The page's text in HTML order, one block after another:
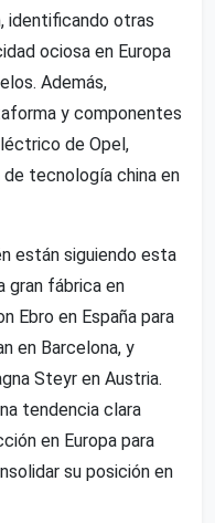
identificando otras
ociosa en Europa
Además,
y componentes
de Opel,
tecnología china en
están siguiendo esta
gran fábrica en
Ebro en España para
en Barcelona, y
Steyr en Austria.
tendencia clara
en Europa para
su posición en